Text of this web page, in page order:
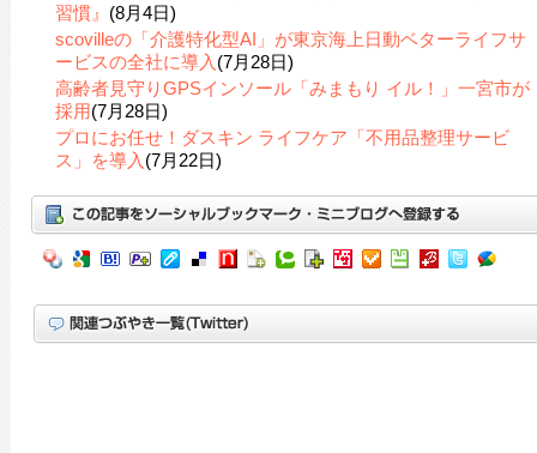
習慣』 (8月4日)
scovilleの「介護特化型AI」が東京海上日動ベターライフサ
ービスの全社に導入 (7月28日)
高齢者見守りGPSインソール「みまもり イル！」一宮市が
採用(7月28日)
プロにお任せ！ダスキン ライフケア「不用品整理サービ
ス」を導入 (7月22日)